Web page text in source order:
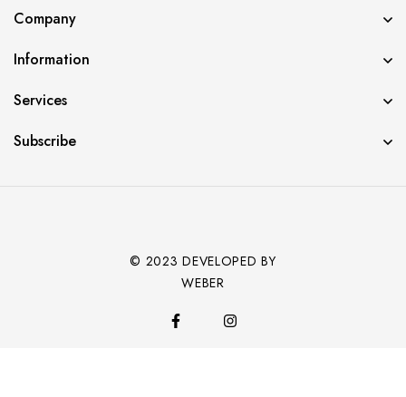
Company
Information
Services
Subscribe
© 2023 DEVELOPED BY
WEBER